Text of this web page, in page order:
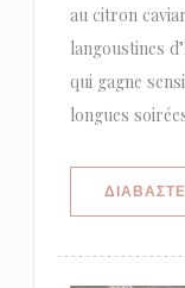
au citron
langoustines
qui gagne
longues